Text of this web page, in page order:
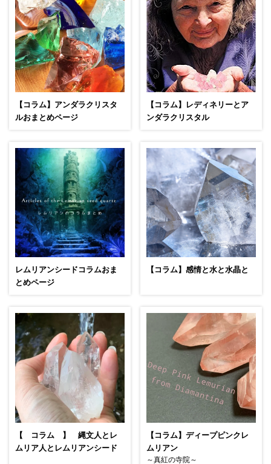
【コラム】アンダラクリスタ
ルおまとめページ
【コラム】レディネリーとア
ンダラクリスタル
レムリアンシードコラムおま
とめページ
【コラム】感情と水と水晶と
【 コラム 】 縄文人とレ
ムリア人とレムリアンシード
【コラム】ディープピンクレ
ムリアン
～真紅の寺院～